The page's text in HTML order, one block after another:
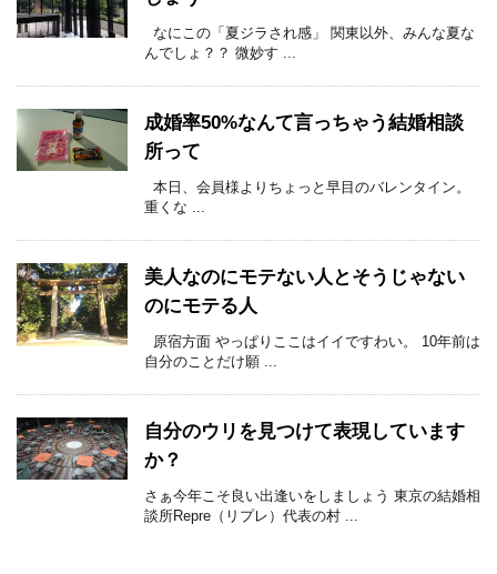
なにこの「夏ジラされ感」 関東以外、みんな夏な
んでしょ？？ 微妙す ...
成婚率50%なんて言っちゃう結婚相談
所って
本日、会員様よりちょっと早目のバレンタイン。
重くな ...
美人なのにモテない人とそうじゃない
のにモテる人
原宿方面 やっぱりここはイイですわい。 10年前は
自分のことだけ願 ...
自分のウリを見つけて表現しています
か？
さぁ今年こそ良い出逢いをしましょう 東京の結婚相
談所Repre（リプレ）代表の村 ...